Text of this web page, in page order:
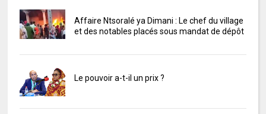
Affaire Ntsoralé ya Dimani : Le chef du village
et des notables placés sous mandat de dépôt
Le pouvoir a-t-il un prix ?